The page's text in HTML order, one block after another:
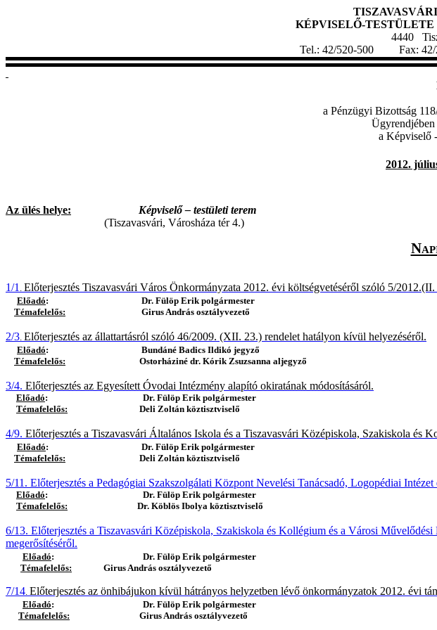
KÉPVISELŐ-
4440
Tel.: 42/520-500 Fax:
a Pénzügyi Bizottság
a Képviselő
2012.
Az ülés helye:
Képviselő – testületi terem
(Tiszavasvári, Városháza tér 4.)
1/1 . Előterjesztés Tiszavasvári Város Önkormányzata 2012. évi költségvetéséről szóló 5/
Előadó:
Dr. Fülöp Erik polgármester
Témafelelős: Girus András osztályvezető
2/3. Előterjesztés az állattartásról szóló 46/2009. (XII. 23.) rendelet hatályon kívül helyezéséről.
Előadó:
Bundáné Badics Ildikó jegyző
Témafelelős: Ostorháziné dr. Kórik Zsuzsanna aljegyző
3/4. Előterjesztés az Egyesített Óvodai Intézmény alapító okiratának módosításáról.
Előadó:
Dr. Fülöp Erik polgármester
Témafelelős: Deli Zoltán köztisztviselő
4/9. Előterjesztés a Tiszavasvári Általános Iskola és a Tiszavasvári Középiskola, Szakiskola és
Előadó:
Dr. Fülöp Erik polgármester
Témafelelős: Deli Zoltán köztisztviselő
5/11. Előterjesztés a Pedagógiai Szakszolgálati Központ Nevelési Tanácsadó, Logopédiai
Előadó:
Dr. Fülöp Erik polgármester
Témafelelős: Dr. Köblös Ibolya köztisztviselő
6/13. Előterjesztés a Tiszavasvári Középiskola, Szakiskola és Kollégium és a Városi
megerősítéséről.
Előadó:
Dr. Fülöp Erik polgármester
Témafelelős: Girus András osztályvezető
7/14. Előterjesztés az önhibájukon kívül hátrányos helyzetben lévő önkormányzatok 2012. évi
Előadó:
Dr. Fülöp Erik polgármester
Témafelelős: Girus András osztályvezető